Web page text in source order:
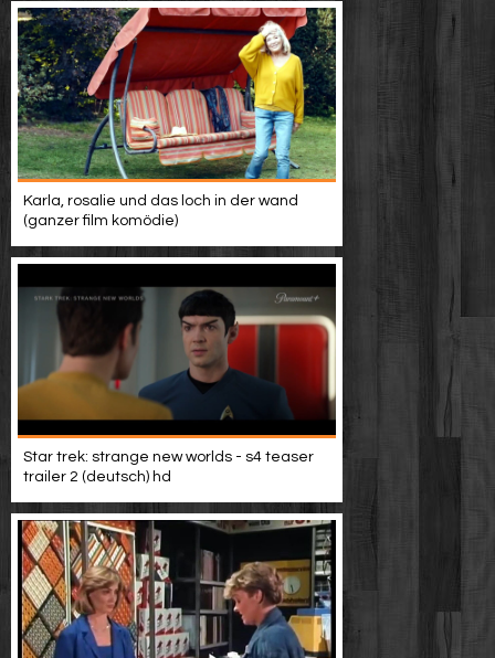
Karla, rosalie und das loch in der wand
(ganzer film komödie)
Star trek: strange new worlds - s4 teaser
trailer 2 (deutsch) hd